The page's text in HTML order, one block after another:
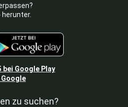
herunter.
bei Google Play
Google
zu suchen?